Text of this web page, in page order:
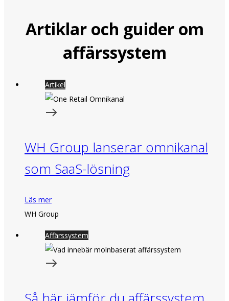
Artiklar och guider om
affärssystem
Artikel
WH Group lanserar omnikanal
som SaaS-lösning
Läs mer
WH Group
Affärssystem